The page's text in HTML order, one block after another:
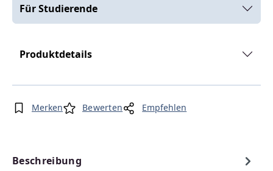
Für Studierende
Produktdetails
Merken Bewerten Empfehlen
Beschreibung